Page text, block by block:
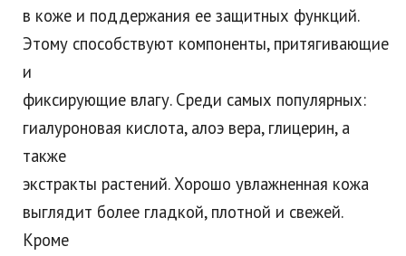
в коже и поддержания ее защитных функций.
Этому способствуют компоненты, притягивающие
и
фиксирующие влагу. Среди самых популярных:
гиалуроновая кислота, алоэ вера, глицерин, а
также
экстракты растений. Хорошо увлажненная кожа
выглядит более гладкой, плотной и свежей.
Кроме